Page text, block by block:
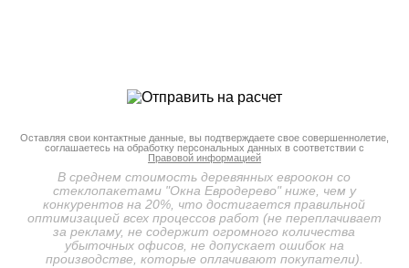
Оставляя свои контактные данные, вы подтверждаете свое совершеннолетие,
соглашаетесь на обработку персональных данных в соответствии с
Правовой информацией
В среднем стоимость деревянных евроокон со
стеклопакетами "Окна Евродерево" ниже, чем у
конкурентов на 20%, что достигается правильной
оптимизацией всех процессов работ (не переплачивает
за рекламу, не содержит огромного количества
убыточных офисов, не допускает ошибок на
производстве, которые оплачивают покупатели).